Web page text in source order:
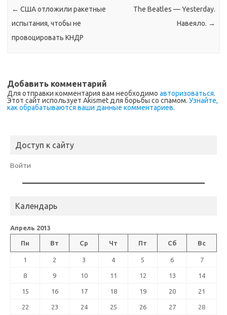
← США отложили ракетные
испытания, чтобы не
провоцировать КНДР
The Beatles — Yesterday.
Навеяло. →
Добавить комментарий
Для отправки комментария вам необходимо авторизоваться.
Этот сайт использует Akismet для борьбы со спамом. Узнайте,
как обрабатываются ваши данные комментариев.
Доступ к сайту
Войти
Календарь
Апрель 2013
Пн Вт Ср Чт Пт Сб Вс
1 2 3 4 5 6 7
8 9 10 11 12 13 14
15 16 17 18 19 20 21
22 23 24 25 26 27 28